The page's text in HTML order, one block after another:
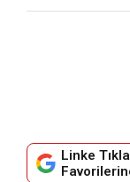
Linke